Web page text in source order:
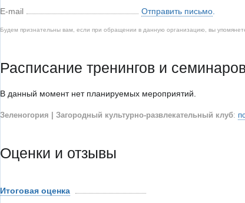
E-mail
Отправить письмо
Будем признательны вам, если при обращении в данную организацию, вы
Расписание тренингов и
В данный момент нет планируемых мероприятий.
Зеленогория | Загородный культурно-развлекательный клуб:
Оценки и отзывы
Итоговая оценка